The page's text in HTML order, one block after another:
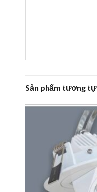
Sản phẩm tương tự